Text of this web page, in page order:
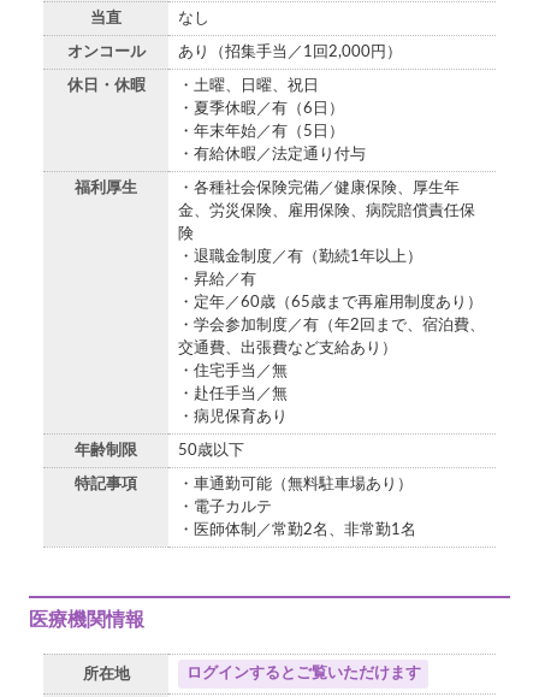
当直 なし
オンコール あり（招集手当／1回2,000円）
休日・休暇
・土曜、日曜、祝日
・夏季休暇／有（6日）
・年末年始／有（5日）
・有給休暇／法定通り付与
福利厚生
・各種社会保険完備／健康保険、厚生年
金、労災保険、雇用保険、病院賠償責任保
険
・退職金制度／有（勤続1年以上）
・昇給／有
・定年／60歳（65歳まで再雇用制度あり）
・学会参加制度／有（年2回まで、宿泊費、
交通費、出張費など支給あり）
・住宅手当／無
・赴任手当／無
・病児保育あり
年齢制限 50歳以下
特記事項
・車通勤可能（無料駐車場あり）
・電子カルテ
・医師体制／常勤2名、非常勤1名
医療機関情報
所在地 ログインするとご覧いただけます